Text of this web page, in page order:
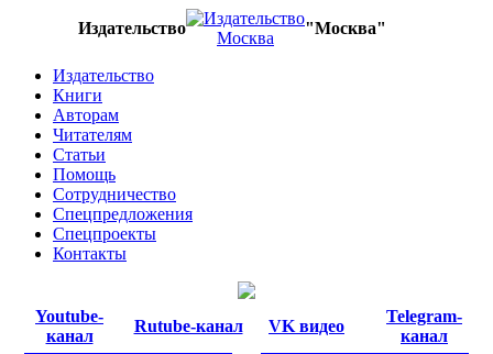
Издательство "Москва"
Издательство
Книги
Авторам
Читателям
Статьи
Помощь
Сотрудничество
Спецпредложения
Спецпроекты
Контакты
Youtube-
канал
Rutube-канал VK видео
Telegram-
канал